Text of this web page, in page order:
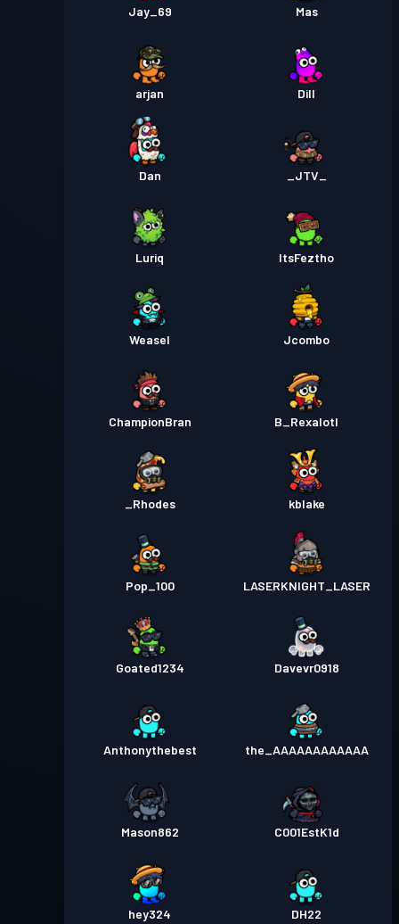
Przepustka bojowa
Poziom
Jay_69 Mas
arjan Dill
Dan _JTV_
Luriq ItsFeztho
Weasel Jcombo
ChampionBran B_Rexalotl
_Rhodes kblake
Pop_100 LASERKNIGHT_LASER
Goated1234 Davevr0918
Anthonythebest the_AAAAAAAAAAAA
Mason862 C001EstK1d
hey324 DH22